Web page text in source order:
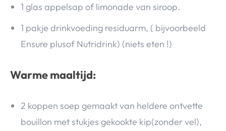
1 glas appelsap of limonade van siroop.
1 pakje drinkvoeding residuarm, ( bijvoorbeeld
Ensure plusof Nutridrink) (niets eten !)
Warme maaltijd:
2 koppen soep gemaakt van heldere ontvette
bouillon met stukjes gekookte kip(zonder vel),